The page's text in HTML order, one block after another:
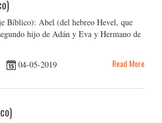
Bíblico): Abel (del hebreo Hevel, que
hijo de Adán y Eva y Hermano de
04-05-2019 Read More